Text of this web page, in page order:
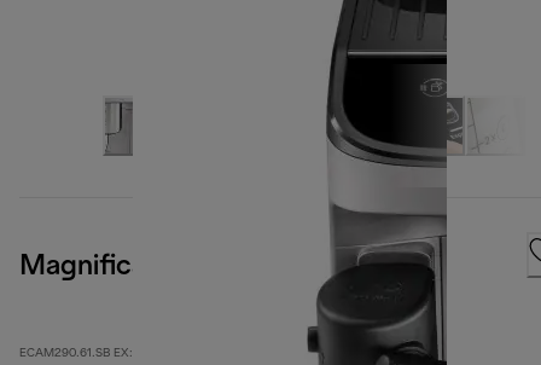
Magnifica Evo
ECAM290.61.SB EX:2-second